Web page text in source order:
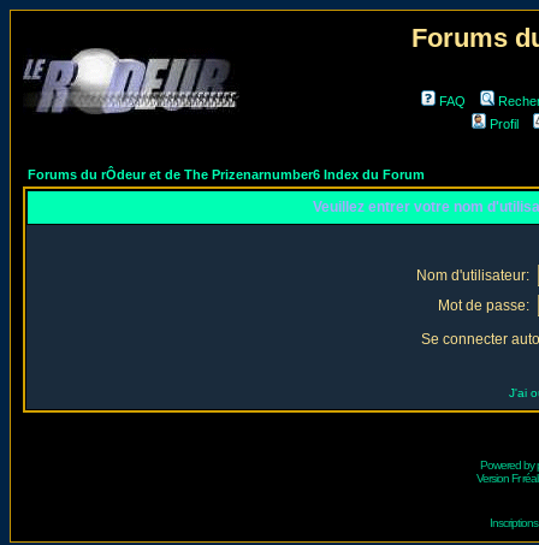
Forums
FAQ
Profil
Forums du rÔdeur et de The Prizenarnumber6 Index du Forum
Veuillez entrer votre nom
Nom d'utilisateur:
Mot de passe:
Se connecter
J'ai
Powered by
Version Fr